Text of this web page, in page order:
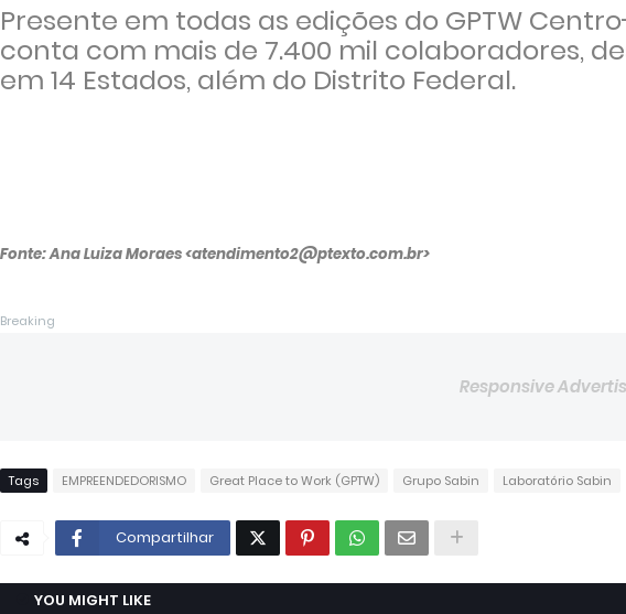
Presente em todas as edições do GPTW
conta com mais de 7.400 mil colaboradores,
em 14 Estados, além do Distrito Federal.
Fonte: Ana Luiza Moraes <atendimento2@ptexto.com.br>
Breaking
Responsive
Tags EMPREENDEDORISMO Great Place to Work (GPTW) Grupo Sabin Laboratório Sabin
Compartilhar
YOU MIGHT LIKE